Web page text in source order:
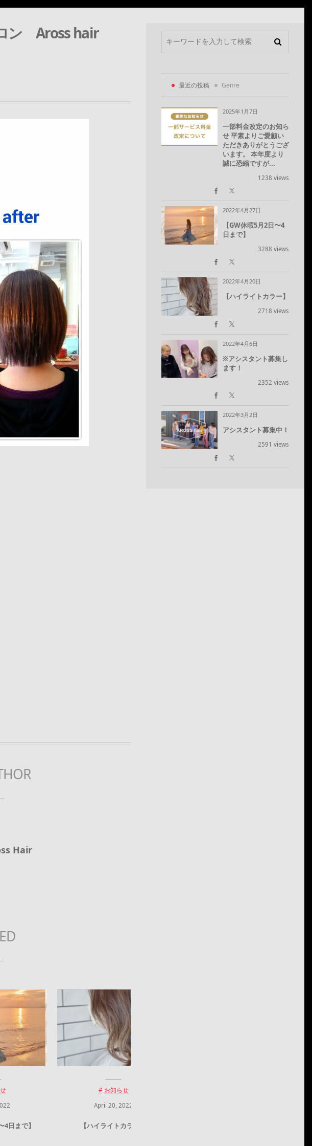
ン Aross hair
Hair
4日まで】
お知らせ
April 20 2022
【ハイライトカラー】
最近の投稿 Genre
2025年1月7日
一部料金改定のお知ら
せ 平素よりご愛顧い
ただきありがとうござ
います。 本年度より
誠に恐縮ですが...
1238 views
2022年4月27日
【GW休暇5月2日〜4
日まで】
3288 views
2022年4月20日
【ハイライトカラー】
2718 views
2022年4月6日
※アシスタント募集し
ます！
2352 views
2022年3月2日
アシスタント募集中！
2591 views